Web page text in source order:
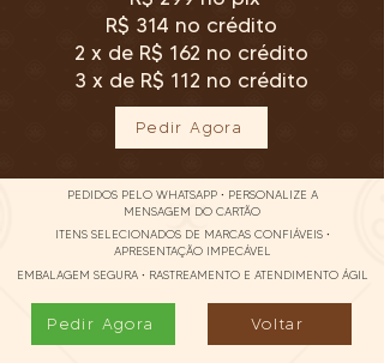
R$ 314 no crédito
2 x de R$ 162 no crédito
3 x de R$ 112 no crédito
Pedir Agora
PEDIDOS PELO WHATSAPP • PERSONALIZE A
MENSAGEM DO CARTÃO
ITENS SELECIONADOS DE MARCAS CONFIÁVEIS •
APRESENTAÇÃO IMPECÁVEL
EMBALAGEM SEGURA • RASTREAMENTO E ATENDIMENTO ÁGIL
Pedir Agora Voltar